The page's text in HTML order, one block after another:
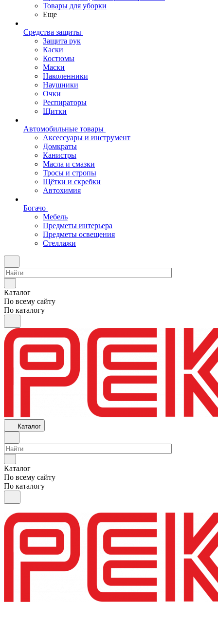
Товары для уборки
Еще
Средства защиты
Защита рук
Каски
Костюмы
Маски
Наколенники
Наушники
Очки
Респираторы
Щитки
Автомобильные товары
Аксессуары и инструмент
Домкраты
Канистры
Масла и смазки
Тросы и стропы
Щётки и скребки
Автохимия
Богачо
Мебель
Предметы интерьера
Предметы освещения
Стеллажи
Каталог
По всему сайту
По каталогу
Каталог
Каталог
По всему сайту
По каталогу